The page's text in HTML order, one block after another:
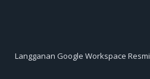
Langganan Google Workspace Resmi